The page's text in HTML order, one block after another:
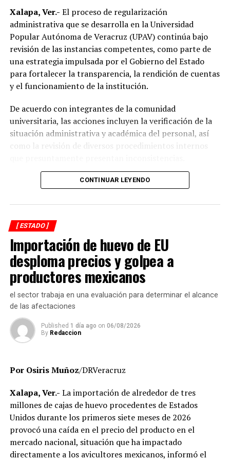
eléctricas y cambio de transformadores, acciones que
forman parte del programa de modernización de la
infraestructura eléctrica que impulsa la CFE en el
municipio.
Destacó que, en apenas siete meses, la inversión ejercida
por la Comisión Federal de Electricidad en Alvarado
supera la realizada durante los últimos diez años,
reflejando el resultado de las gestiones emprendidas por
la actual administración municipal para atender una de
las principales demandas de la población.
gestionando recursos y proyectos que contribuyan al
desarrollo del municipio y al bienestar de las familias
alvaradeñas”.
Por último, reconoció y agradeció a la gobernadora del
estado, Rocío Nahle García, por el respaldo brindado a
Alvarado, así como a personal directivo de la CFE por la
disposición y coordinación institucional para impulsar
estas importantes acciones en beneficio del municipio.
Xalapa, Ver.- El proceso de regularización
administrativa que se desarrolla en la Universidad
Popular Autónoma de Veracruz (UPAV) continúa bajo
revisión de las instancias competentes, como parte de
una estrategia impulsada por el Gobierno del Estado
para fortalecer la transparencia, la rendición de cuentas
y el funcionamiento de la institución.
De acuerdo con integrantes de la comunidad
universitaria, las acciones incluyen la verificación de la
situación administrativa y académica del personal, así
como la revisión de diversos procedimientos internos
Entre los aspectos que son objeto de análisis se
simultáneas en distintos centros de estudio, la
validación de documentación académica de directivos,
adeudos en la entrega de calificaciones, denuncias por
presuntos cobros indebidos relacionados con
certificados y asesorías de titulación, así como la
existencia de personal que habría recibido pagos sin
contar con carga académica registrada.
También se revisa la situación de docentes y directivos
trabajadores que, hasta el momento, no han podido ser
localizados para efectos de la verificación
Autoridades educativas señalaron que estas acciones
institucional cuyo objetivo es garantizar que la
universidad opere bajo criterios de legalidad, eficiencia y
transparencia, privilegiando el servicio que se brinda a
miles de estudiantes en la entidad.
El Gobierno del Estado ha reiterado que las
CONTINUAR LEYENDO
[ ESTADO ]
Importación de huevo de EU
desploma precios y golpea a
productores mexicanos
el sector trabaja en una evaluación para determinar el alcance
de las afectaciones
Published 1 día ago on 06/08/2026
By Redaccion
Por Osiris Muñoz/DRVeracruz
Xalapa, Ver.- La importación de alrededor de tres
millones de cajas de huevo procedentes de Estados
Unidos durante los primeros siete meses de 2026
provocó una caída en el precio del producto en el
mercado nacional, situación que ha impactado
directamente a los avicultores mexicanos, informó el